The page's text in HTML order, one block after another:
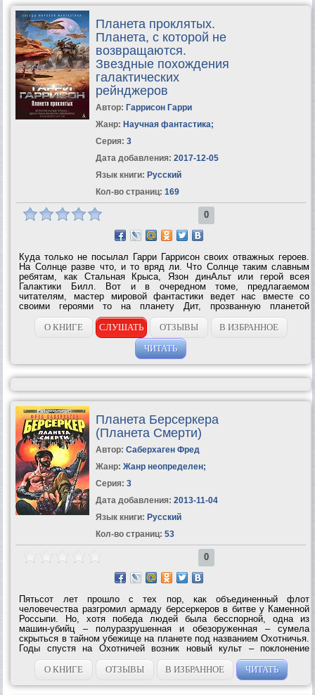
Планета проклятых.
Планета, с которой не
возвращаются.
Звездные похождения
галактических
рейнджеров
Автор: Гаррисон Гарри
Жанр: Научная фантастика;
Серия: 3
Дата добавления: 2017-12-05
Язык книги: Русский
Кол-во страниц: 169
0
Куда только не посылал Гарри Гаррисон своих отважных героев.
На Солнце разве что, и то вряд ли. Что Солнце таким славным
ребятам, как Стальная Крыса, Язон динАльт или герой всея
Галактики Билл. Вот и в очередном томе, предлагаемом
читателям, мастер мировой фантастики ведет нас вместе со
своими героями то на планету Дит, прозванную планетой
проклятых и угрожающую жизни Вселенной, то на ощерившуюся
оружием и не менее смертоносную...
О КНИГЕ СЛУШАТЬ ОТЗЫВЫ
В ИЗБРАННОЕ
ЧИТАТЬ
Планета Берсеркера
(Планета Смерти)
Автор: Саберхаген Фред
Жанр: Жанр неопределен;
Серия: 3
Дата добавления: 2013-11-04
Язык книги: Русский
Кол-во страниц: 53
0
Пятьсот лет прошло с тех пор, как объединенный флот
человечества разгромил армаду берсеркеров в битве у Каменной
Россыпи. Но, хотя победа людей была бесспорной, одна из
машин-убийц – полуразрушенная и обезоруженная – сумела
скрыться в тайном убежище на планете под названием Охотничья.
Годы спустя на Охотничей возник новый культ – поклонение
Смерти как единственному и главному Богу. Так Охотничья
превратилась в Планету...
О КНИГЕ ОТЗЫВЫ В ИЗБРАННОЕ ЧИТАТЬ